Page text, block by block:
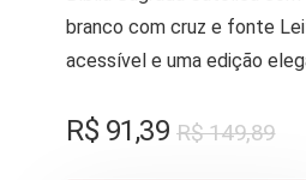
branco com cruz e fonte
acessível e uma edição
R$149,89O
R$ 91,39
O